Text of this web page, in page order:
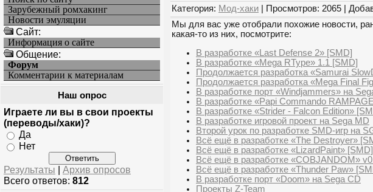
Зарубежный ромхакинг
Новости эмуляции
Cайт:
Информация о сайте
Общение:
Форум
Комментарии к материалам
Наш опрос
Играете ли вы в свои проекты
(переводы/хаки)?
Да
Нет
Результаты
Архив опросов
Всего ответов: 812
Категория: Мод-хаки | Просмотров: 2065 |
Мы для вас уже отобрали похожие новости,
какая-то из них, посмотрите:
В разработке «Last Defense 2» [SMD]
В разработке «Mega RType» 1.1 [SMD]
Продолжается разработка «Samurai
Продолжается разработка «Mega Final
В разработке порт «Windjammers» на
В разработке «Papi Commando
В разработке «Strider - Falcon Edition»
В разработке игровой проект на Sega MD
Второй урок по разработке SMD-игр на
Всё ещё в разработке «The Destroyer»
Всё ещё в разработке «LizardPaint» [SMD]
Всё ещё в разработке «COBJANDOM»
Всё ещё в разработке «Thunder Paw»
В разработке порт «Doom» на Sega CD
Проекты Z-Team